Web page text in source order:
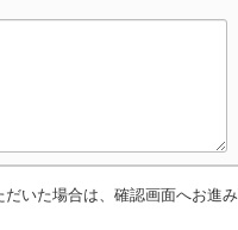
いた場合は、確認画面へお進